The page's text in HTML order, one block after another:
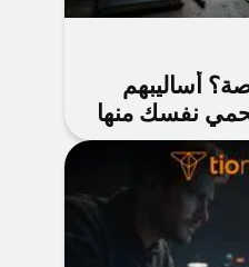
أساليبهم
نفسك منها